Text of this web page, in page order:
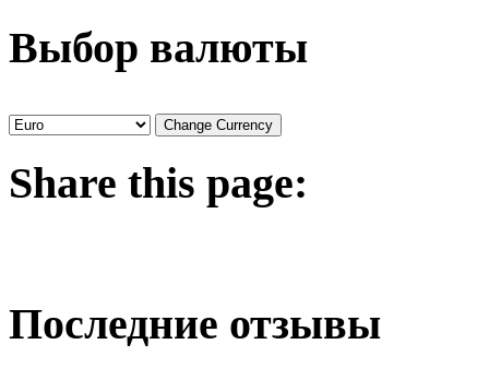
Выбор валюты
Share this page:
Последние отзывы